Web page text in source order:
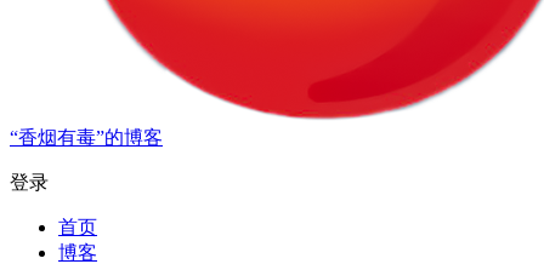
“香烟有毒”的博客
登录
首页
博客